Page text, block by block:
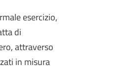
esercizio,
di
attraverso
in misura